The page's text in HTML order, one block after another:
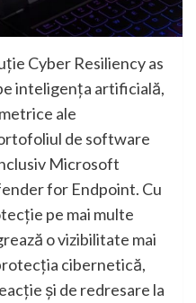
Cyber Resiliency as
inteligența artificială,
ale
de software
Microsoft
for Endpoint. Cu
pe mai multe
o vizibilitate mai
cibernetică,
și de redresare la